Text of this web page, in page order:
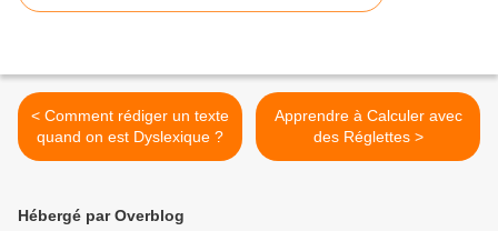
< Comment rédiger un texte
quand on est Dyslexique ?
Apprendre à Calculer avec
des Réglettes >
Hébergé par Overblog